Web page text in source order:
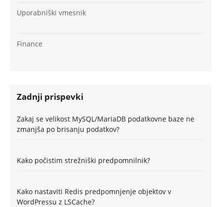
Uporabniški vmesnik
Finance
Zadnji prispevki
Zakaj se velikost MySQL/MariaDB podatkovne baze ne
zmanjša po brisanju podatkov?
Kako počistim strežniški predpomnilnik?
Kako nastaviti Redis predpomnjenje objektov v
WordPressu z LSCache?